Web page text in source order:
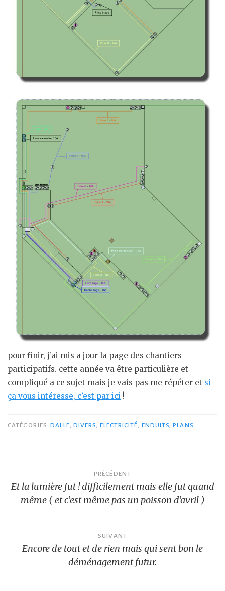
pour finir, j’ai mis a jour la page des chantiers
participatifs. cette année va être particulière et
compliqué a ce sujet mais je vais pas me répéter et si
ça vous intéresse, c’est par ici !
CATÉGORIES DALLE, DIVERS, ELECTRICITÉ, ENDUITS,PLANS
de
PRÉCÉDENT
Et la lumière fut ! difficilement mais elle fut quand
même ( et c’est même pas un poisson d’avril )
SUIVANT
Encore de tout et de rien mais qui sent bon le
déménagement futur.